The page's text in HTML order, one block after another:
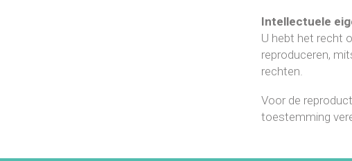
Intellectuele
U hebt het recht
reproduceren,
rechten.
Voor de
toestemming